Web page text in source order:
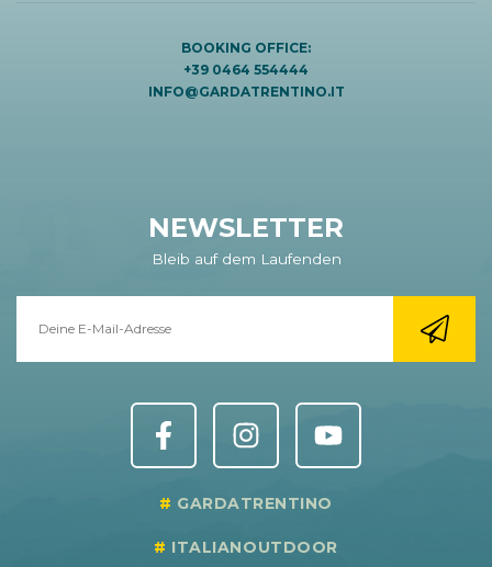
BOOKING OFFICE:
+39 0464 554444
INFO@GARDATRENTINO.IT
NEWSLETTER
Bleib auf dem Laufenden
GARDATRENTINO
ITALIANOUTDOOR